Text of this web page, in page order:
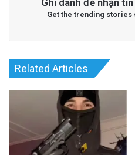
Ghi danh để nhận
Get the trending
Related Articles